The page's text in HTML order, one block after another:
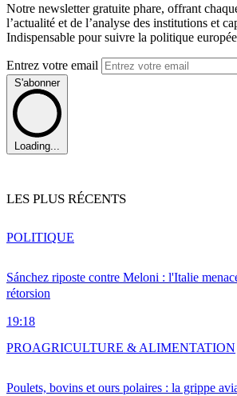
Notre newsletter gratuite phare, offrant
l’actualité et de l’analyse des institutions et
Indispensable pour suivre la politique
Entrez votre email
S'abonner
Loading...
LES PLUS RÉCENTS
Sánchez riposte contre Meloni : l'Italie
rétorsion
19:18
POLITIQUE
Poulets, bovins et ours polaires : la grippe
PROAGRICULTURE & ALIMENTATION